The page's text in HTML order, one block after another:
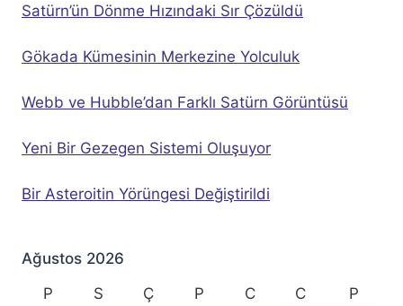
Satürn’ün Dönme Hızındaki Sır Çözüldü
Gökada Kümesinin Merkezine Yolculuk
Webb ve Hubble’dan Farklı Satürn Görüntüsü
Yeni Bir Gezegen Sistemi Oluşuyor
Bir Asteroitin Yörüngesi Değiştirildi
Ağustos 2026
P
S Ç P C C P